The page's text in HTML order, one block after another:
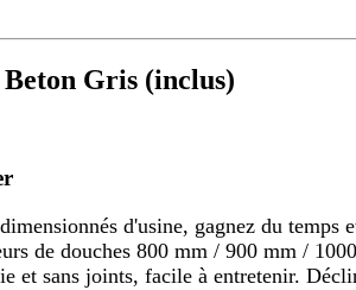
Gris (inclus)
d'usine, gagnez du
de douches 800 mm / 900 mm /
et sans joints, facile à entretenir.